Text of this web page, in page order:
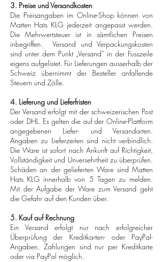
3. Preise und Versandkosten
Die Preisangaben im Online-Shop können von
Matten Hats KLG jederzeit angepasst werden.
Die Mehrwertsteuer ist in sämtlichen Preisen
inbegriffen. Versand und Verpackungskosten
sind unter dem Punkt „Versand“ in der Fusszeile
eigens aufgelistet. Für Lieferungen ausserhalb der
Schweiz übernimmt der Besteller anfallende
Steuern und Zölle.
4. Lieferung und Lieferfristen
Der Versand erfolgt mit der schweizerischen Post
oder DHL. Es gelten die auf der Online-Plattform
angegebenen Liefer- und Versandarten.
Angaben zu Lieferzeiten sind nicht verbindlich.
Die Ware ist sofort nach Ankunft auf Richtigkeit,
Vollständigkeit und Unversehrtheit zu überprüfen.
Schäden an der gelieferten Ware sind Matten
Hats KLG innerhalb von 5 Tagen zu melden.
Mit der Aufgabe der Ware zum Versand geht
die Gefahr auf den Kunden über.
5. Kauf auf Rechnung
Ein Versand erfolgt nur nach erfolgreicher
Überprüfung der Kreditkarten- oder PayPal-
Angaben. Zahlungen sind nur per Kreditkarte
oder via PayPal möglich.